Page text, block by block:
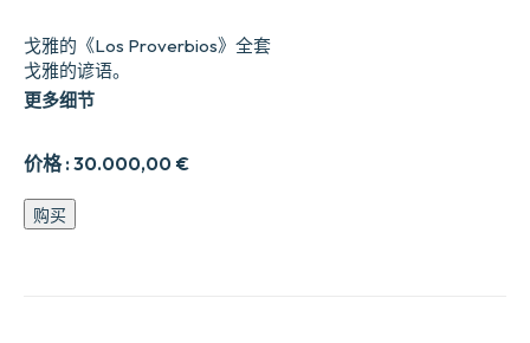
价格 :30.000,00 €
戈雅的《Los Proverbios》全套
戈雅的谚语。
更多细节
Los
Proverbios.
购买